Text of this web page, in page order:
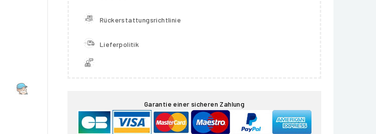

Rückerstattungsrichtlinie
Lieferpolitik
Garantie einer sicheren Zahlung